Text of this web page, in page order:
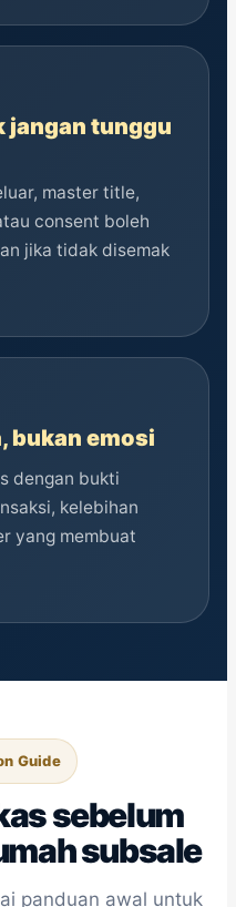
jangan tunggu
master title,
consent boleh
jika tidak disemak
bukan emosi
dengan bukti
kelebihan
yang membuat
Guide
sebelum
subsale
panduan awal untuk